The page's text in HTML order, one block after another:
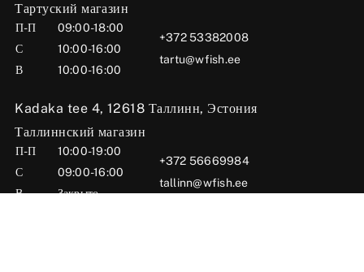
Тартуский магазин
П-П
09:00-18:00
С
10:00-16:00
В
10:00-16:00
+372 53382008
tartu@wfish.ee
Kadaka tee 4, 12618 Таллинн, Эстония
Таллиннский магазин
П-П
10:00-19:00
С
09:00-16:00
В
Закрыто
+372 56669984
tallinn@wfish.ee